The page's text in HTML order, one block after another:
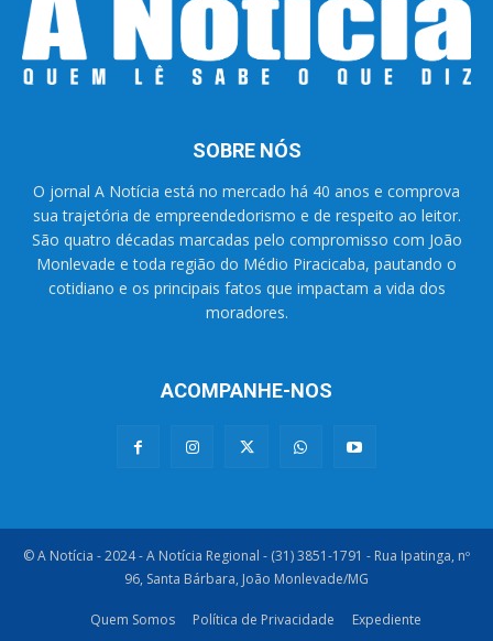
SOBRE NÓS
O jornal A Notícia está no mercado há 40 anos e comprova
sua trajetória de empreendedorismo e de respeito ao leitor.
São quatro décadas marcadas pelo compromisso com João
Monlevade e toda região do Médio Piracicaba, pautando o
cotidiano e os principais fatos que impactam a vida dos
moradores.
ACOMPANHE-NOS
© A Notícia - 2024 - A Notícia Regional - (31) 3851-1791 - Rua Ipatinga, nº
96, Santa Bárbara, João Monlevade/MG
Quem Somos Política de Privacidade Expediente